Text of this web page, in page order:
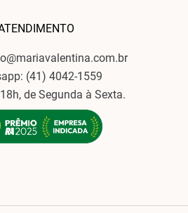
(41) 4042-1559
de Segunda à Sexta.